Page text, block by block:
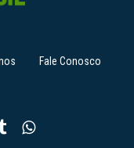
Fale Conosco